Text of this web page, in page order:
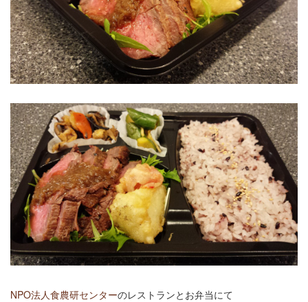
NPO法人食農研センターのレストランとお弁当にて